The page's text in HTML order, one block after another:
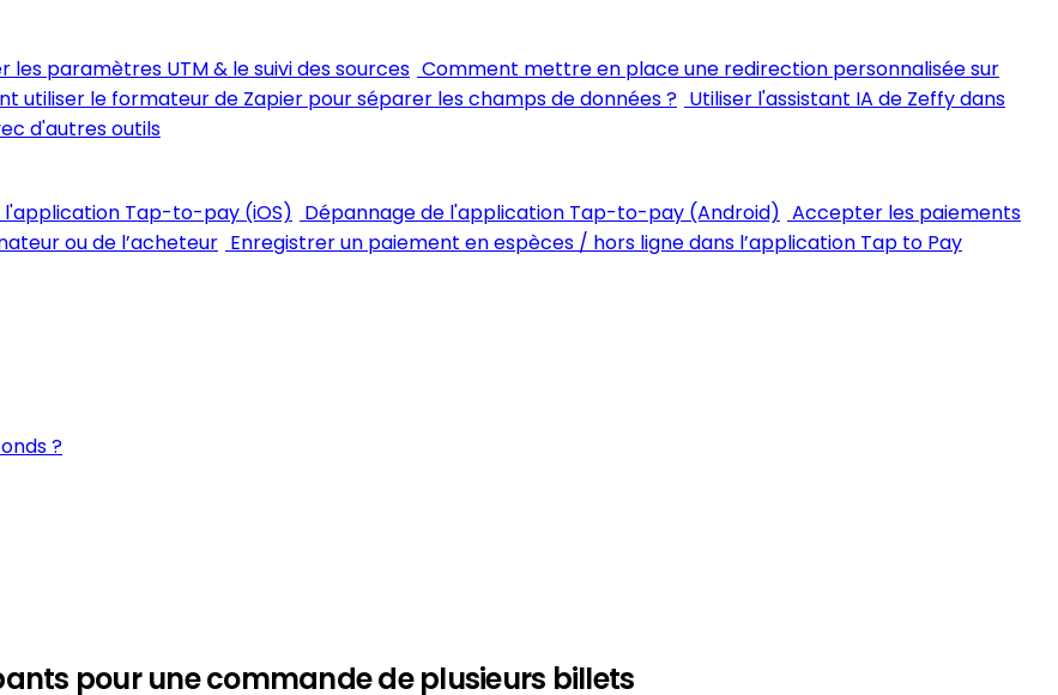
les paramètres UTM & le suivi des sources Comment mettre en place une redirection personnalisée sur
utiliser le formateur de Zapier pour séparer les champs de données ? Utiliser l'assistant IA de Zeffy dans
d'autres outils
l'application Tap-to-pay (iOS) Dépannage de l'application Tap-to-pay (Android) Accepter les paiements
ou de l’acheteur Enregistrer un paiement en espèces / hors ligne dans l’application Tap to Pay
?
pour une commande de plusieurs billets